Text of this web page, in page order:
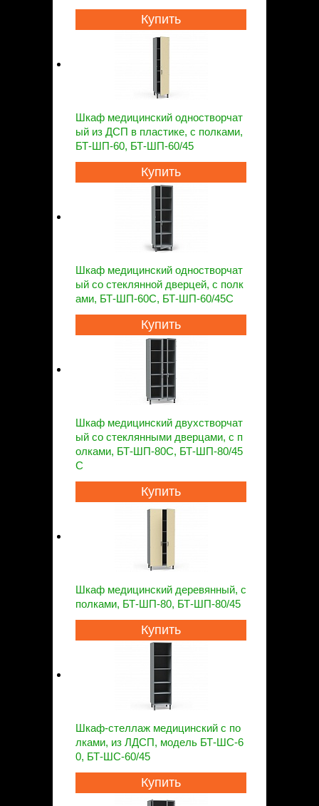
Купить
Шкаф медицинский одностворчат
ый из ДСП в пластике, с полками,
БТ-ШП-60, БТ-ШП-60/45
Купить
Шкаф медицинский одностворчат
ый со стеклянной дверцей, с полк
ами, БТ-ШП-60С, БТ-ШП-60/45С
Купить
Шкаф медицинский двухстворчат
ый со стеклянными дверцами, с п
олками, БТ-ШП-80С, БТ-ШП-80/45
С
Купить
Шкаф медицинский деревянный, с
полками, БТ-ШП-80, БТ-ШП-80/45
Купить
Шкаф-стеллаж медицинский с по
лками, из ЛДСП, модель БТ-ШС-6
0, БТ-ШC-60/45
Купить